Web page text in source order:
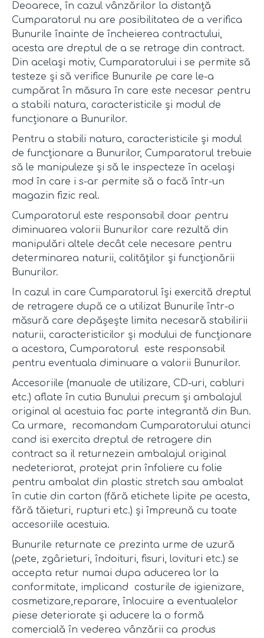
Deoarece, în cazul vânzărilor la distanță
Cumparatorul nu are posibilitatea de a verifica
Bunurile înainte de încheierea contractului,
acesta are dreptul de a se retrage din contract.
Din același motiv, Cumparatorului i se permite să
testeze și să verifice Bunurile pe care le-a
cumpărat în măsura în care este necesar pentru
a stabili natura, caracteristicile și modul de
funcționare a Bunurilor.
Pentru a stabili natura, caracteristicile și modul
de funcționare a Bunurilor, Cumparatorul trebuie
să le manipuleze și să le inspecteze în același
mod în care i s-ar permite să o facă într-un
magazin fizic real.
Cumparatorul este responsabil doar pentru
diminuarea valorii Bunurilor care rezultă din
manipulări altele decât cele necesare pentru
determinarea naturii, calităților și funcționării
Bunurilor.
In cazul in care Cumparatorul își exercită dreptul
de retragere după ce a utilizat Bunurile într-o
măsură care depășește limita necesară stabilirii
naturii, caracteristicilor și modului de funcționare
a acestora, Cumparatorul este responsabil
pentru eventuala diminuare a valorii Bunurilor.
Accesoriile (manuale de utilizare, CD-uri, cabluri
etc.) aflate în cutia Bunului precum și ambalajul
original al acestuia fac parte integrantă din Bun.
Ca urmare, recomandam Cumparatorului atunci
cand isi exercita dreptul de retragere din
contract sa il returnezein ambalajul original
nedeteriorat, protejat prin înfoliere cu folie
pentru ambalat din plastic stretch sau ambalat
în cutie din carton (fără etichete lipite pe acesta,
fără tăieturi, rupturi etc.) și împreună cu toate
accesoriile acestuia.
Bunurile returnate ce prezinta urme de uzură
(pete, zgârieturi, îndoituri, fisuri, lovituri etc.) se
accepta retur numai dupa aducerea lor la
conformitate, implicand costurile de igienizare,
cosmetizare,reparare, înlocuire a eventualelor
piese deteriorate și aducere la o formă
comercială în vederea vânzării ca produs